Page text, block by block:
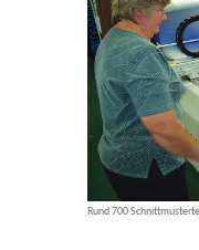
Rund 700